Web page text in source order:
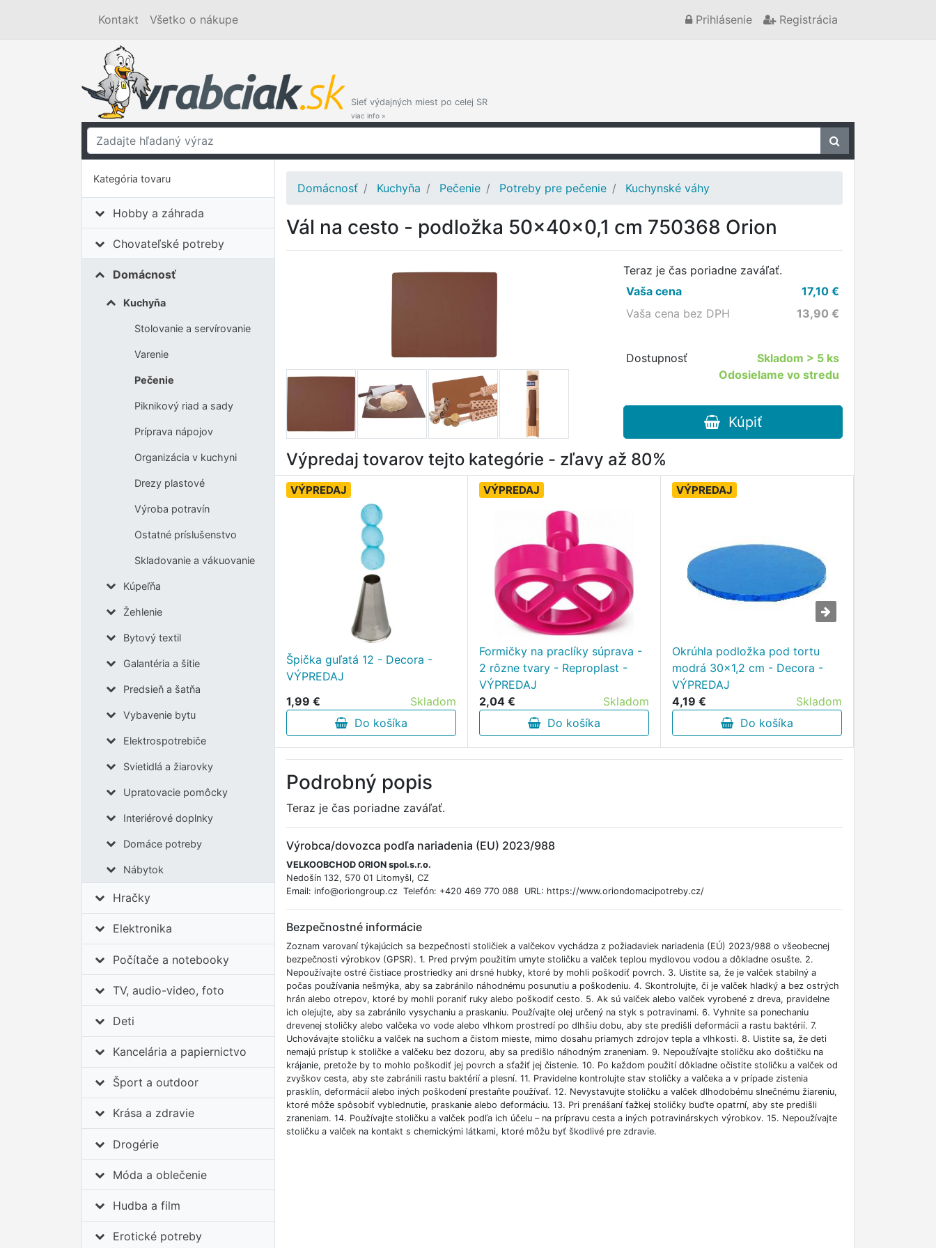
Kontakt Všetko o nákupe Prihlásenie Registrácia
Sieť výdajných miest po celej SR
viac info »
Kategória tovaru
Hobby a záhrada
Chovateľské potreby
Domácnosť
Kuchyňa
Stolovanie a servírovanie
Varenie
Pečenie
Piknikový riad a sady
Príprava nápojov
Organizácia v kuchyni
Drezy plastové
Výroba potravín
Ostatné príslušenstvo
Skladovanie a vákuovanie
Kúpeľňa
Žehlenie
Bytový textil
Galantéria a šitie
Predsieň a šatňa
Vybavenie bytu
Elektrospotrebiče
Svietidlá a žiarovky
Upratovacie pomôcky
Interiérové doplnky
Domáce potreby
Nábytok
Hračky
Elektronika
Počítače a notebooky
TV, audio-video, foto
Deti
Kancelária a papiernictvo
Šport a outdoor
Krása a zdravie
Drogérie
Móda a oblečenie
Hudba a film
Erotické potreby
Domácnosť Kuchyňa Pečenie Potreby pre pečenie Kuchynské váhy
Vál na cesto - podložka 50x40x0,1 cm 750368 Orion
Teraz je čas poriadne zaváľať.
Vaša cena
17,10€
Vaša cena bez DPH
13,90 €
Dostupnosť Skladom > 5 ks
Odosielame vo stredu
Kúpiť
Výpredaj tovarov tejto kategórie - zľavy až 80%
VÝPREDAJ
Špička guľatá 12 - Decora -
VÝPREDAJ
1,99 €
Skladom
Do košíka
VÝPREDAJ
Formičky na praclíky súprava -
2 rôzne tvary - Reproplast -
VÝPREDAJ
2,04 €
Skladom
Do košíka
VÝPREDAJ
Okrúhla podložka pod tortu
modrá 30x1,2 cm - Decora -
VÝPREDAJ
4,19 €
Skladom
Do košíka
Podrobný popis
Teraz je čas poriadne zaváľať.
Výrobca/dovozca podľa nariadenia (EU) 2023/988
VELKOOBCHOD ORION spol.s.r.o.
Nedošín 132, 570 01 Litomyšl, CZ
Email: info@oriongroup.cz Telefón: +420 469 770 088 URL: https://www.oriondomacipotreby.cz/
Bezpečnostné informácie
Zoznam varovaní týkajúcich sa bezpečnosti stoličiek a valčekov vychádza z požiadaviek nariadenia (EÚ) 2023/988 o všeobecnej
bezpečnosti výrobkov (GPSR). 1. Pred prvým použitím umyte stoličku a valček teplou mydlovou vodou a dôkladne osušte. 2.
Nepoužívajte ostré čistiace prostriedky ani drsné hubky, ktoré by mohli poškodiť povrch. 3. Uistite sa, že je valček stabilný a
počas používania nešmýka, aby sa zabránilo náhodnému posunutiu a poškodeniu. 4. Skontrolujte, či je valček hladký a bez ostrých
hrán alebo otrepov, ktoré by mohli poraniť ruky alebo poškodiť cesto. 5. Ak sú valček alebo valček vyrobené z dreva, pravidelne
ich olejujte, aby sa zabránilo vysychaniu a praskaniu. Používajte olej určený na styk s potravinami. 6. Vyhnite sa ponechaniu
drevenej stoličky alebo valčeka vo vode alebo vlhkom prostredí po dlhšiu dobu, aby ste predišli deformácii a rastu baktérií. 7.
Uchovávajte stoličku a valček na suchom a čistom mieste, mimo dosahu priamych zdrojov tepla a vlhkosti. 8. Uistite sa, že deti
nemajú prístup k stoličke a valčeku bez dozoru, aby sa predišlo náhodným zraneniam. 9. Nepoužívajte stoličku ako doštičku na
krájanie, pretože by to mohlo poškodiť jej povrch a sťažiť jej čistenie. 10. Po každom použití dôkladne očistite stoličku a valček od
zvyškov cesta, aby ste zabránili rastu baktérií a plesní. 11. Pravidelne kontrolujte stav stoličky a valčeka a v prípade zistenia
prasklín, deformácií alebo iných poškodení prestaňte používať. 12. Nevystavujte stoličku a valček dlhodobému slnečnému žiareniu,
ktoré môže spôsobiť vyblednutie, praskanie alebo deformáciu. 13. Pri prenášaní ťažkej stoličky buďte opatrní, aby ste predišli
zraneniam. 14. Používajte stoličku a valček podľa ich účelu – na prípravu cesta a iných potravinárskych výrobkov. 15. Nepoužívajte
stoličku a valček na kontakt s chemickými látkami, ktoré môžu byť škodlivé pre zdravie.